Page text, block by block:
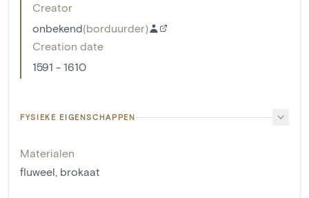
Creator
onbekend(borduurder)
Creation date
1591 - 1610
FYSIEKE EIGENSCHAPPEN
Materialen
fluweel, brokaat